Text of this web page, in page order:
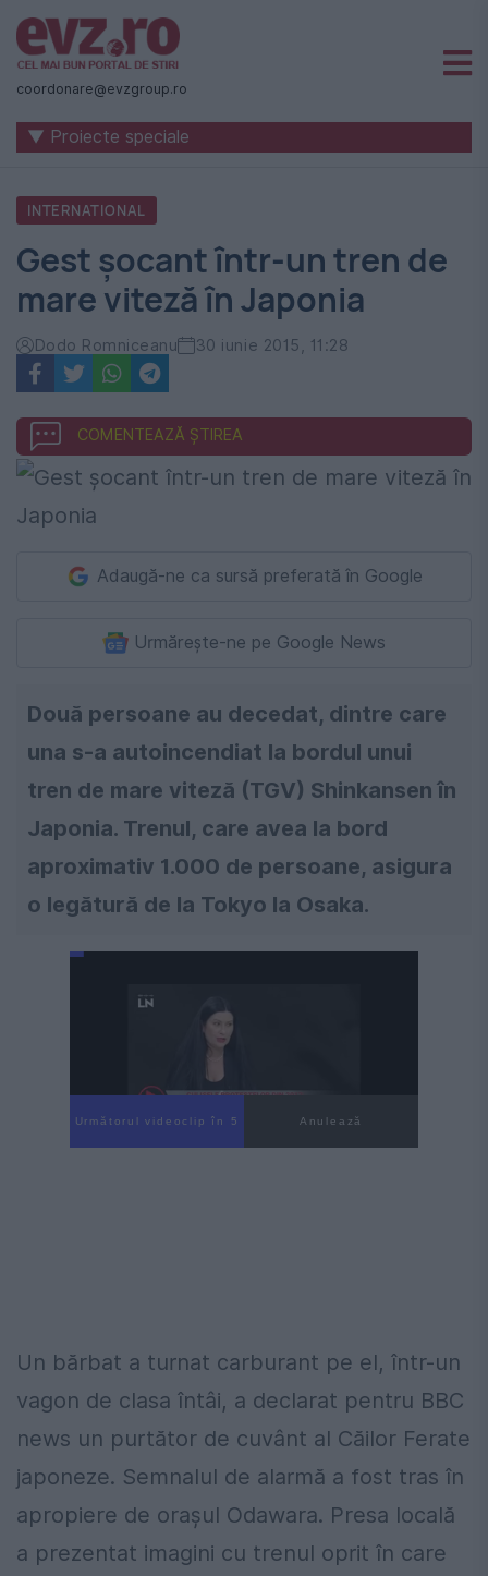
Știri
naționale
internaționale
România
-
Evenimentul
Zilei
coordonare@evzgroup.ro
▼ Proiecte speciale
INTERNATIONAL
Gest şocant într-un tren de
mare viteză în Japonia
Dodo Romniceanu 30 iunie 2015, 11:28
COMENTEAZĂ ȘTIREA
Adaugă-ne ca sursă preferată în Google
Urmărește-ne pe Google News
Două persoane au decedat, dintre care
una s-a autoincendiat la bordul unui
tren de mare viteză (TGV) Shinkansen în
Japonia. Trenul, care avea la bord
aproximativ 1.000 de persoane, asigura
o legătură de la Tokyo la Osaka.
Următorul videoclip în 4 Anulează
Un bărbat a turnat carburant pe el, într-un
vagon de clasa întâi, a declarat pentru BBC
news un purtător de cuvânt al Căilor Ferate
japoneze. Semnalul de alarmă a fost tras în
apropiere de oraşul Odawara. Presa locală
a prezentat imagini cu trenul oprit în care